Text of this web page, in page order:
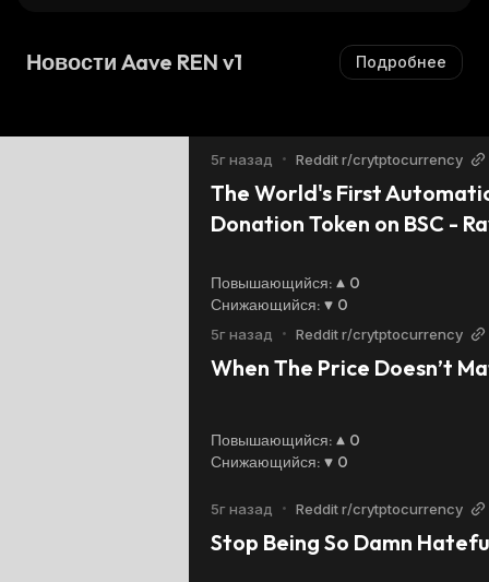
Новости Aave REN v1 Подробнее
5г назад • Reddit r/crytptocurrency
The World's First
Donation Token on BSC -
Повышающийся:
0
Снижающийся: 0
5г назад • Reddit r/crytptocurrency
When The Price Doesn’t
Повышающийся:
0
Снижающийся: 0
5г назад • Reddit r/crytptocurrency
Stop Being So Damn